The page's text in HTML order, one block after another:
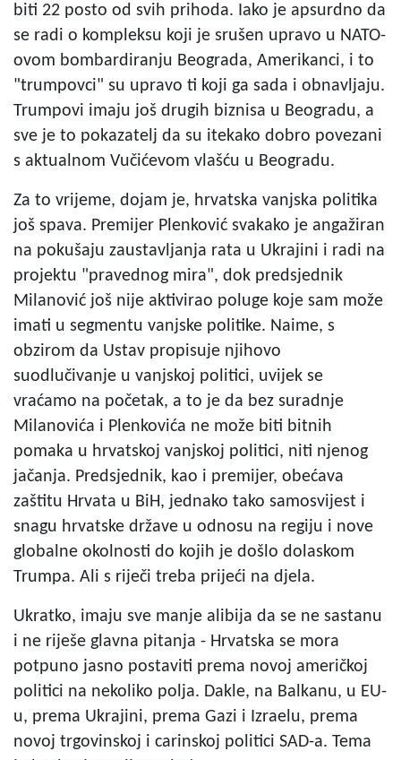
biti 22 posto od svih prihoda. Iako je apsurdno da
se radi o kompleksu koji je srušen upravo u NATO-
ovom bombardiranju Beograda, Amerikanci, i to
"trumpovci" su upravo ti koji ga sada i obnavljaju.
Trumpovi imaju još drugih biznisa u Beogradu, a
sve je to pokazatelj da su itekako dobro povezani
s aktualnom Vučićevom vlašću u Beogradu.
Za to vrijeme, dojam je, hrvatska vanjska politika
još spava. Premijer Plenković svakako je angažiran
na pokušaju zaustavljanja rata u Ukrajini i radi na
projektu "pravednog mira", dok predsjednik
Milanović još nije aktivirao poluge koje sam može
imati u segmentu vanjske politike. Naime, s
obzirom da Ustav propisuje njihovo
suodlučivanje u vanjskoj politici, uvijek se
vraćamo na početak, a to je da bez suradnje
Milanovića i Plenkovića ne može biti bitnih
pomaka u hrvatskoj vanjskoj politici, niti njenog
jačanja. Predsjednik, kao i premijer, obećava
zaštitu Hrvata u BiH, jednako tako samosvijest i
snagu hrvatske države u odnosu na regiju i nove
globalne okolnosti do kojih je došlo dolaskom
Trumpa. Ali s riječi treba prijeći na djela.
Ukratko, imaju sve manje alibija da se ne sastanu
i ne riješe glavna pitanja - Hrvatska se mora
potpuno jasno postaviti prema novoj američkoj
politici na nekoliko polja. Dakle, na Balkanu, u EU-
u, prema Ukrajini, prema Gazi i Izraelu, prema
novoj trgovinskoj i carinskoj politici SAD-a. Tema